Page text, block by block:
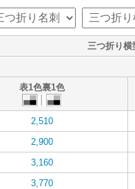
三つ折り
表1色裏1色
2,510
2,900
3,160
3,770